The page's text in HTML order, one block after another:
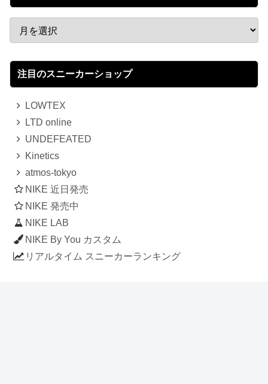
注目のスニーカーショップ
LOWTEX
LTD online
UNDEFEATED
Kinetics
atmos-tokyo
NIKE 近日発売
NIKE 発売中
NIKE LAB
NIKE By You カスタム
リアルタイム スニーカーランキング